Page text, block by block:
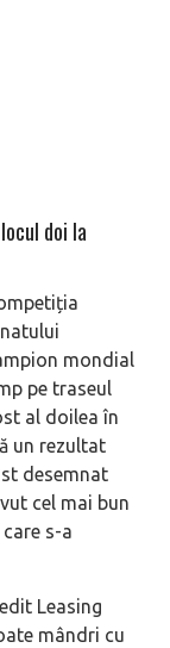
doi la
mondial
pe traseul
al doilea în
un rezultat
desemnat
cel mai bun
s-a
Leasing
mândri cu